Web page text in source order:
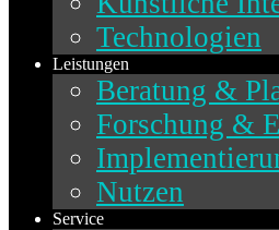
Technologien
Leistungen
Beratung &
Forschung &
Nutzen
Service